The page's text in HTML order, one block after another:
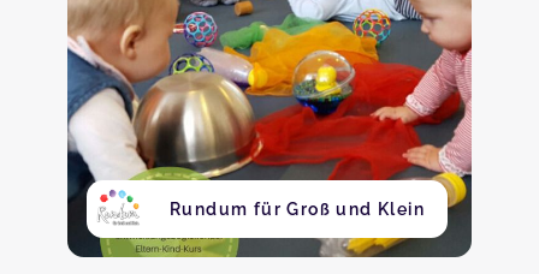
Rundum für Groß und Klein